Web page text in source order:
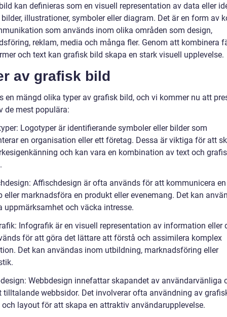
kan definieras som en visuell representation av data eller
illustrationer, symboler eller diagram. Det är en form av
som används inom olika områden som design,
reklam, media och många fler. Genom att kombinera
och text kan grafisk bild skapa en stark visuell upplevelse.
av grafisk bild
en mängd olika typer av grafisk bild, och vi kommer nu att
de mest populära:
Logotyper är identifierande symboler eller bilder som
en organisation eller ett företag. Dessa är viktiga för att
och kan vara en kombination av text och
Affischdesign är ofta används för att kommunicera
eller marknadsföra en produkt eller evenemang. Det kan
uppmärksamhet och väcka intresse.
Infografik är en visuell representation av information eller
för att göra det lättare att förstå och assimilera komplex
Det kan användas inom utbildning, marknadsföring eller
Webbdesign innefattar skapandet av användarvänliga
tilltalande webbsidor. Det involverar ofta användning av
och layout för att skapa en attraktiv användarupplevelse.